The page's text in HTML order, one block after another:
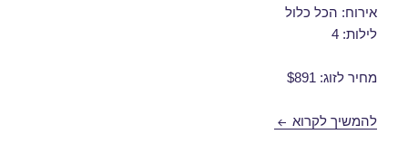
אירוח: הכל כלול
לילות: 4
מחיר לזוג: $891
להמשיך לקרוא חבילות נופש לרודוס ברגע האחרון 19/06/2017